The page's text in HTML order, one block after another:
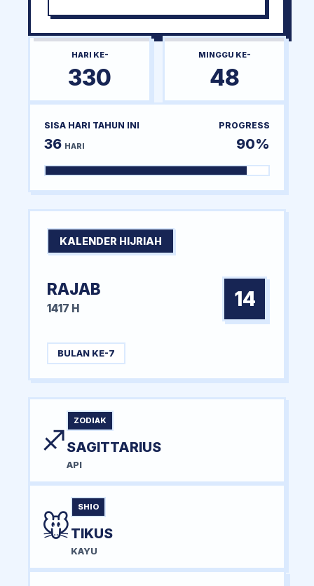
HARI KE-
330
MINGGU KE-
48
SISA HARI TAHUN INI
36 HARI
PROGRESS
90%
KALENDER HIJRIAH
RAJAB
1417 H 14
BULAN KE-7
♐
ZODIAK
SAGITTARIUS
API
🐭
SHIO
TIKUS
KAYU